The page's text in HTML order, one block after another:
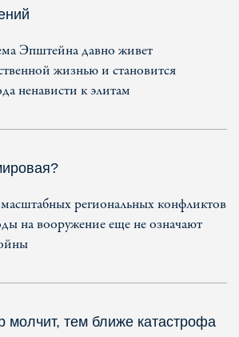
Эпштейна давно живет
жизнью и становится
ненависти к элитам
региональных конфликтов
на вооружение еще не означают
тем ближе катастрофа